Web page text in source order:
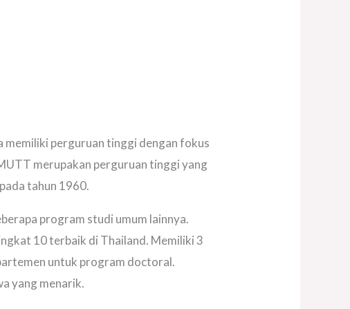
memiliki perguruan tinggi dengan fokus
merupakan perguruan tinggi yang
tahun 1960.
program studi umum lainnya.
10 terbaik di Thailand. Memiliki 3
untuk program doctoral.
yang menarik.